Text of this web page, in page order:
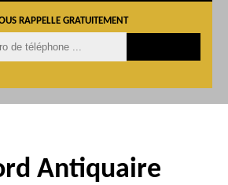
RAPPELLE GRATUITEMENT
Antiquaire